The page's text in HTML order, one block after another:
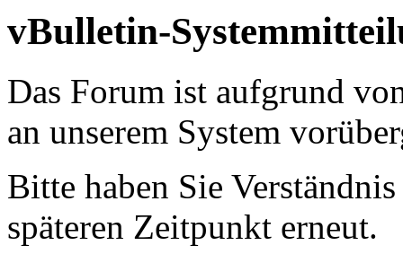
vBulletin-
Das Forum ist aufgrund
an unserem System
Bitte haben Sie
späteren Zeitpunkt erneut.